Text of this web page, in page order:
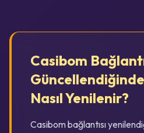
Casibom
Nasıl Yenilenir?
Casibom bağlantısı